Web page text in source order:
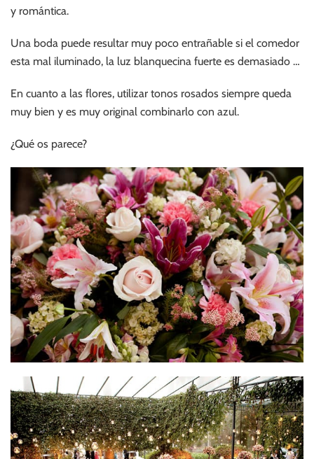
y romántica.
Una boda puede resultar muy poco entrañable si el comedor
esta mal iluminado, la luz blanquecina fuerte es demasiado …
En cuanto a las flores, utilizar tonos rosados siempre queda
muy bien y es muy original combinarlo con azul.
¿Qué os parece?